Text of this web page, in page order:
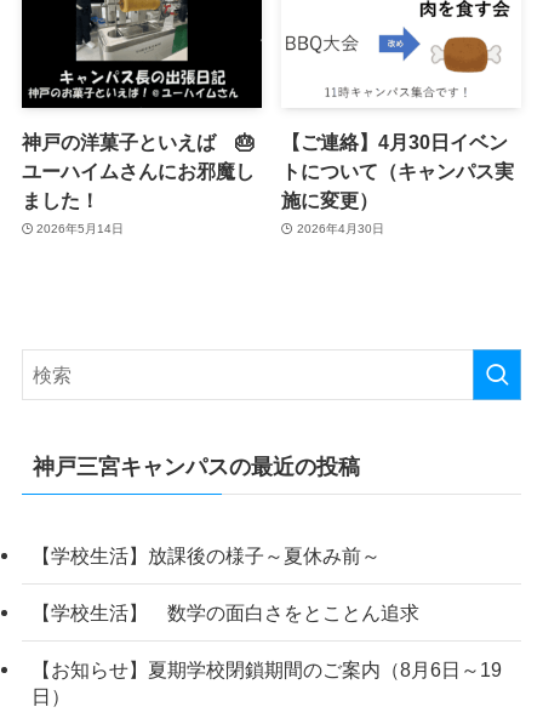
神戸の洋菓子といえば 🎂
ユーハイムさんにお邪魔し
ました！
2026年5月14日
【ご連絡】4月30日イベン
トについて（キャンパス実
施に変更）
2026年4月30日
神戸三宮キャンパスの最近の投稿
【学校生活】放課後の様子～夏休み前～
【学校生活】 数学の面白さをとことん追求
【お知らせ】夏期学校閉鎖期間のご案内（8月6日～19
日）